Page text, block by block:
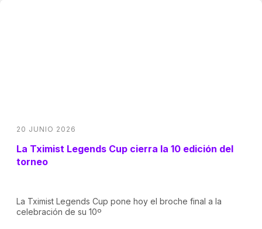
20 JUNIO 2026
La Tximist Legends Cup cierra la 10 edición del
torneo
La Tximist Legends Cup pone hoy el broche final a la
celebración de su 10º